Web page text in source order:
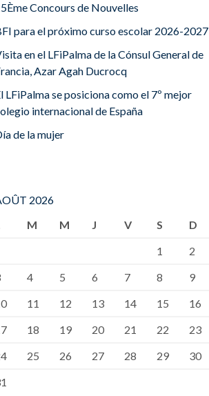
Concours de Nouvelles
para el próximo curso escolar 2026-2027
en el LFiPalma de la Cónsul General de
Azar Agah Ducrocq
LFiPalma se posiciona como el 7º mejor
internacional de España
de la mujer
2026
M M J V S
D
1
2
4 5 6 7 8
9
11 12 13 14 15
16
18 19 20 21 22
23
25 26 27 28 29
30